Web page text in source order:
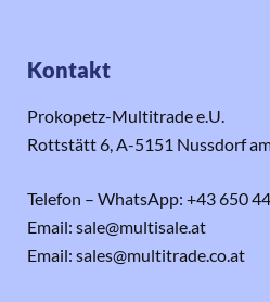
Kontakt
Prokopetz-Multitrade e.U.
Rottstätt 6, A-5151 Nussdorf
Telefon – WhatsApp: +43 650
Email: sale@multisale.at
Email: sales@multitrade.co.at